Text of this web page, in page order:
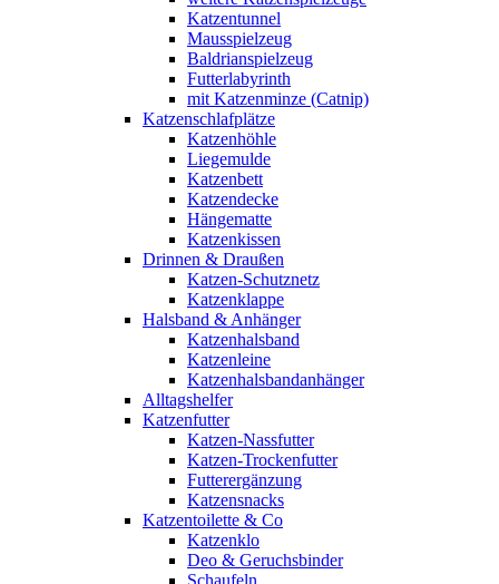
Katzentunnel
Mausspielzeug
Baldrianspielzeug
Futterlabyrinth
mit Katzenminze (Catnip)
Katzenschlafplätze
Katzenhöhle
Liegemulde
Katzenbett
Katzendecke
Hängematte
Katzenkissen
Drinnen & Draußen
Katzen-Schutznetz
Katzenklappe
Halsband & Anhänger
Katzenhalsband
Katzenleine
Katzenhalsbandanhänger
Alltagshelfer
Katzenfutter
Katzen-Nassfutter
Katzen-Trockenfutter
Futterergänzung
Katzensnacks
Katzentoilette & Co
Katzenklo
Deo & Geruchsbinder
Schaufeln